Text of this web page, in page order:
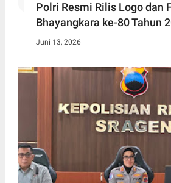
Polri Resmi Rilis Logo dan
Bhayangkara ke-80 Tahun
Juni 13, 2026